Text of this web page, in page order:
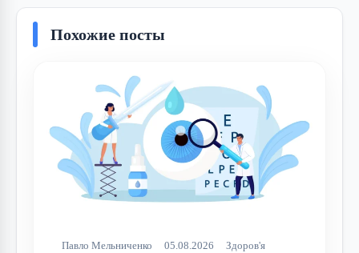
Похожие посты
Павло Мельниченко 05.08.2026 Здоров'я